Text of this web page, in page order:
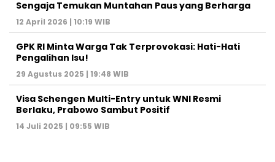
Sengaja Temukan Muntahan Paus yang Berharga
12 April 2026 | 10:19 WIB
GPK RI Minta Warga Tak Terprovokasi: Hati-Hati
Pengalihan Isu!
29 Agustus 2025 | 19:48 WIB
Visa Schengen Multi-Entry untuk WNI Resmi
Berlaku, Prabowo Sambut Positif
14 Juli 2025 | 09:55 WIB